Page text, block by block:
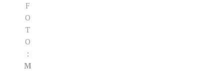
F
O
T
O
:
M